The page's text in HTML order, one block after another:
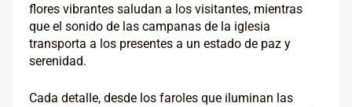
flores vibrantes saludan a los visitantes, mientras
que el sonido de las campanas de la iglesia
transporta a los presentes a un estado de paz y
serenidad.
Cada detalle, desde los faroles que iluminan las